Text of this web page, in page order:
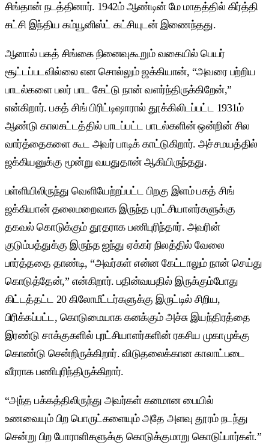
சிங்தான் நடத்தினார். 1942ம் ஆண்டின் மே மாதத்தில் கிர்த்தி
கட்சி இந்திய கம்யூனிஸ்ட் கட்சியுடன் இணைந்தது.
ஆனால் பகத் சிங்கை நினைவுகூறும் வகையில் பெயர்
சூட்டப்படவில்லை என சொல்லும் ஜக்கியான், “அவரை பற்றிய
பாடல்களை பலர் பாட கேட்டு நான் வளர்ந்திருக்கிறேன்,”
என்கிறார். பகத் சிங் பிரிட்டிஷாரால் தூக்கிலிடப்பட்ட 1931ம்
ஆண்டு காலகட்டத்தில் பாடப்பட்ட பாடல்களின் ஒன்றின் சில
வார்த்தைகளை கூட அவர் பாடிக் காட்டுகிறார். அச்சமயத்தில்
ஜக்கியனுக்கு மூன்று வயதுதான் ஆகியிருந்தது.
பள்ளியிலிருந்து வெளியேற்றப்பட்ட பிறகு இளம் பகத் சிங்
ஜக்கியான் தலைமறைவாக இருந்த புரட்சியாளர்களுக்கு
தகவல் கொடுக்கும் தூதராக பணிபுரிந்தார். அவரின்
குடும்பத்துக்கு இருந்த ஐந்து ஏக்கர் நிலத்தில் வேலை
பார்த்ததை தாண்டி, “அவர்கள் என்ன கேட்டாலும் நான் செய்து
கொடுத்தேன்,” என்கிறார். பதின்வயதில் இருக்கும்போது
கிட்டத்தட்ட 20 கிலோமீட்டர்களுக்கு இருட்டில் சிறிய,
பிரிக்கப்பட்ட, கொடுமையாக கனக்கும் அச்சு இயந்திரத்தை
இரண்டு சாக்குகளில் புரட்சியாளர்களின் ரகசிய முகாமுக்கு
கொண்டு சென்றிருக்கிறார். விடுதலைக்கான காலாட்படை
வீரராக பணிபுரிந்திருக்கிறார்.
“அந்த பக்கத்திலிருந்து அவர்கள் கனமான பையில்
உணவையும் பிற பொருட்களையும் அதே அளவு தூரம் நடந்து
சென்று பிற போராளிகளுக்கு கொடுக்குமாறு கொடுப்பார்கள்.”